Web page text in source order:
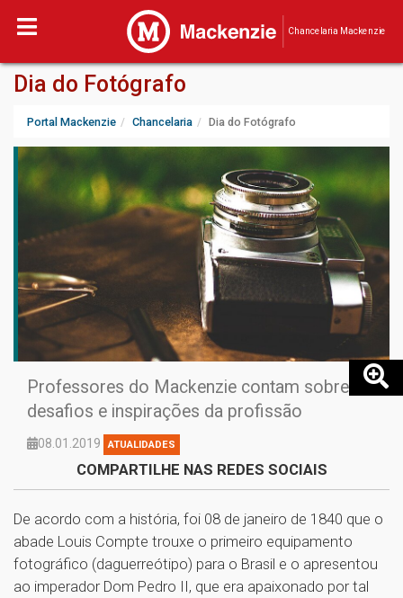
Chancelaria Mackenzie
Dia do Fotógrafo
Portal Mackenzie Chancelaria Dia do Fotógrafo
Professores do Mackenzie contam sobre
desafios e inspirações da profissão
08.01.2019 ATUALIDADES
COMPARTILHE NAS REDES SOCIAIS
De acordo com a história, foi 08 de janeiro de 1840 que o
abade Louis Compte trouxe o primeiro equipamento
fotográfico (daguerreótipo) para o Brasil e o apresentou
ao imperador Dom Pedro II, que era apaixonado por tal